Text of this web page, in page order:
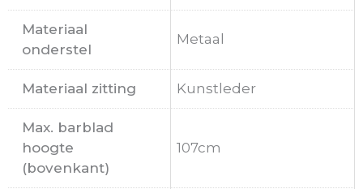
Materiaal
onderstel
Metaal
Materiaal zitting Kunstleder
Max. barblad
hoogte
(bovenkant)
107cm